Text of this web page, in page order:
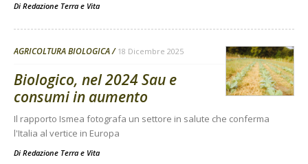
Di Redazione Terra e Vita
AGRICOLTURA BIOLOGICA 18 Dicembre 2025
Biologico, nel 2024 Sau e
consumi in aumento
Il rapporto Ismea fotografa un settore in salute che conferma
l'Italia al vertice in Europa
Di Redazione Terra e Vita